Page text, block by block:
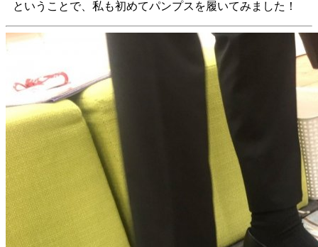
ということで、私も初めてパンプスを履いてみました！